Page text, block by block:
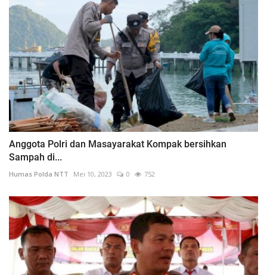
Anggota Polri dan Masayarakat Kompak bersihkan
Sampah di...
Humas Polda NTT Mei 10, 2023 0 752